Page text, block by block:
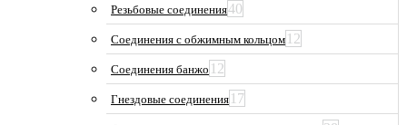
Резьбовые соединения40
Соединения с обжимным кольцом 12
Соединения банжо 12
Гнездовые соединения 17